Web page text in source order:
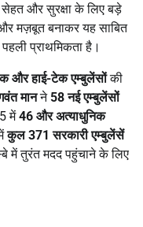
सेहत और सुरक्षा के लिए बड़े
मज़बूत बनाकर यह साबित
प्राथमिकता है।
और हाई-टेक एम्बुलेंसोंकी
मानने58नई एम्बुलेंसों
में46 और अत्याधुनिक
कुल371सरकारी एम्बुलेंसें
में तुरंत मदद पहुंचाने के लिए